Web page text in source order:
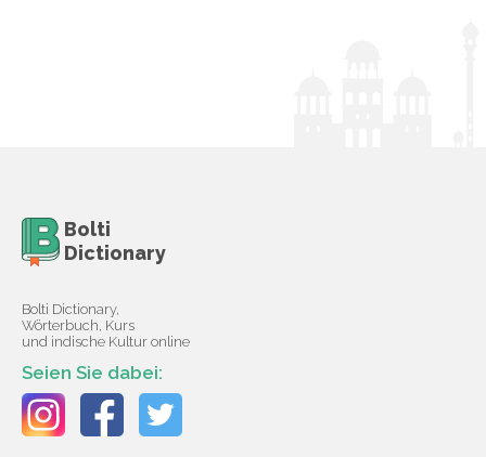
Bolti
Dictionary
Bolti Dictionary,
Wörterbuch, Kurs
und indische Kultur online
Seien Sie dabei: